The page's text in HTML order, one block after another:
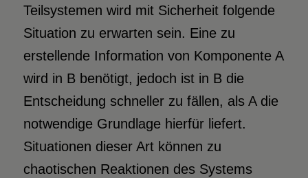
Teilsystemen wird mit Sicherheit folgende
Situation zu erwarten sein. Eine zu
erstellende Information von Komponente A
wird in B benötigt, jedoch ist in B die
Entscheidung schneller zu fällen, als A die
notwendige Grundlage hierfür liefert.
Situationen dieser Art können zu
chaotischen Reaktionen des Systems